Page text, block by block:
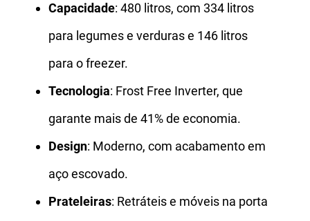
Capacidade: 480 litros, com 334 litros
para legumes e verduras e 146 litros
para o freezer.
Tecnologia: Frost Free Inverter, que
garante mais de 41% de economia.
Design: Moderno, com acabamento em
aço escovado.
Prateleiras: Retráteis e móveis na porta